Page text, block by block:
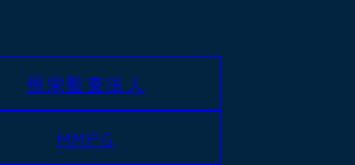
恒栄監査法人
MMPG